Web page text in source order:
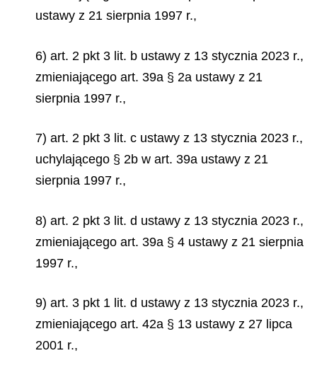
ustawy z 21 sierpnia 1997 r.,
6) art. 2 pkt 3 lit. b ustawy z 13 stycznia 2023 r.,
zmieniającego art. 39a § 2a ustawy z 21
sierpnia 1997 r.,
7) art. 2 pkt 3 lit. c ustawy z 13 stycznia 2023 r.,
uchylającego § 2b w art. 39a ustawy z 21
sierpnia 1997 r.,
8) art. 2 pkt 3 lit. d ustawy z 13 stycznia 2023 r.,
zmieniającego art. 39a § 4 ustawy z 21 sierpnia
1997 r.,
9) art. 3 pkt 1 lit. d ustawy z 13 stycznia 2023 r.,
zmieniającego art. 42a § 13 ustawy z 27 lipca
2001 r.,